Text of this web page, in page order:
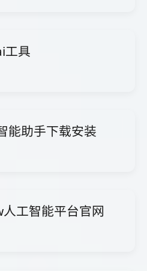
工具
能助手下载安装
工智能平台官网